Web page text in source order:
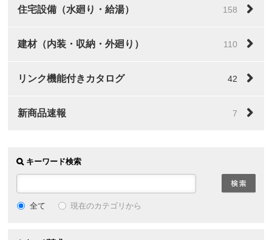
住宅設備（水廻り・給湯） 158
建材（内装・収納・外廻り） 110
リンク機能付きカタログ 42
新商品速報 7
キーワード検索
全て 現在のカテゴリから